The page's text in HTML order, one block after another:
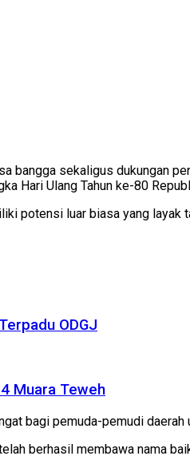
bangga sekaligus dukungan
Hari Ulang Tahun ke-80
potensi luar biasa yang layak
ODGJ
Muara Teweh
bagi pemuda-pemudi daerah
berhasil membawa nama